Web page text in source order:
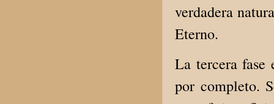
verdadera
Eterno.
La tercera fase
por completo.